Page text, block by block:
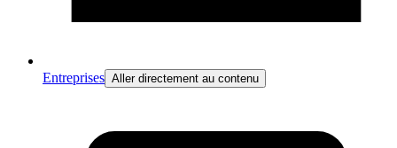
Entreprises Aller directement au contenu